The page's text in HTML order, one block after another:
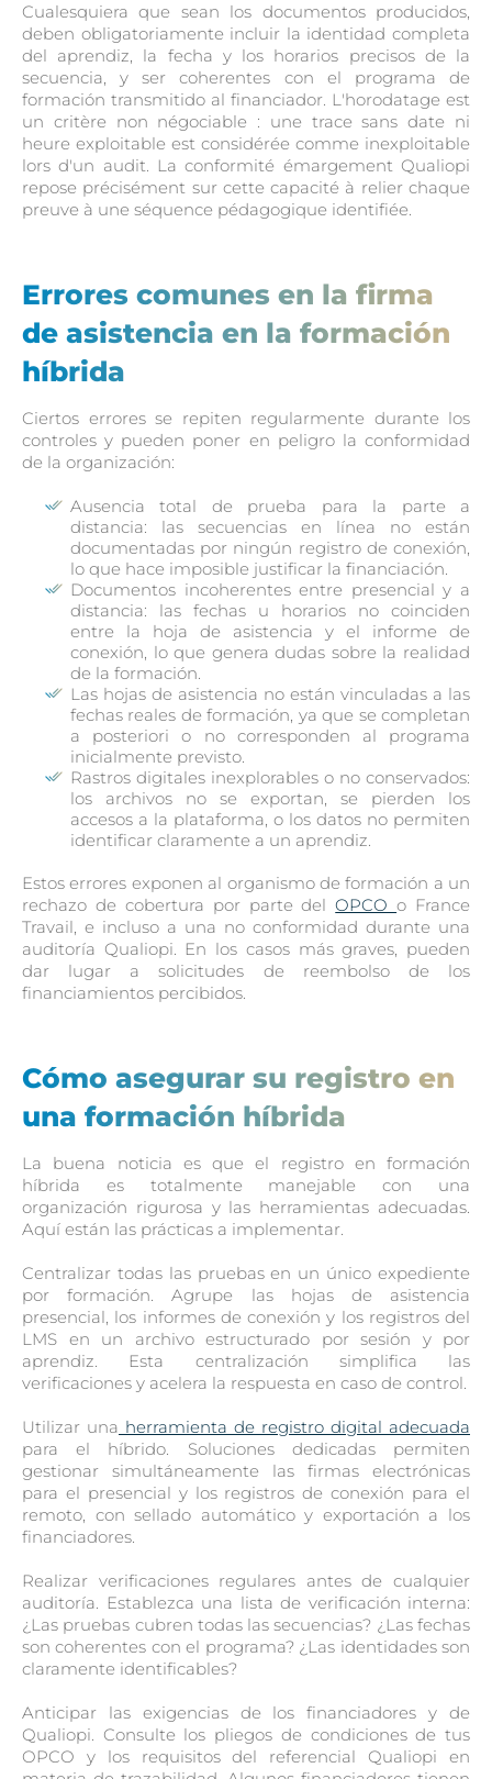
Cualesquiera que sean los documentos producidos,
deben obligatoriamente incluir la identidad completa
del aprendiz, la fecha y los horarios precisos de la
secuencia, y ser coherentes con el programa de
formación transmitido al financiador. L'horodatage est
un critère non négociable : une trace sans date ni
heure exploitable est considérée comme inexploitable
lors d'un audit. La conformité émargement Qualiopi
repose précisément sur cette capacité à relier chaque
preuve à une séquence pédagogique identifiée.
Errores comunes en la firma
de asistencia en la formación
híbrida
Ciertos errores se repiten regularmente durante los
controles y pueden poner en peligro la conformidad
de la organización:
Ausencia total de prueba para la parte a
distancia: las secuencias en línea no están
documentadas por ningún registro de conexión,
lo que hace imposible justificar la financiación.
Documentos incoherentes entre presencial y a
distancia: las fechas u horarios no coinciden
entre la hoja de asistencia y el informe de
conexión, lo que genera dudas sobre la realidad
de la formación.
Las hojas de asistencia no están vinculadas a las
fechas reales de formación, ya que se completan
a posteriori o no corresponden al programa
inicialmente previsto.
Rastros digitales inexplorables o no conservados:
los archivos no se exportan, se pierden los
accesos a la plataforma, o los datos no permiten
identificar claramente a un aprendiz.
Estos errores exponen al organismo de formación a un
rechazo de cobertura por parte delOPCOo France
Travail, e incluso a una no conformidad durante una
auditoría Qualiopi. En los casos más graves, pueden
dar lugar a solicitudes de reembolso de los
financiamientos percibidos.
Cómo asegurar su registro en
una formación híbrida
La buena noticia es que el registro en formación
híbrida es totalmente manejable con una
organización rigurosa y las herramientas adecuadas.
Aquí están las prácticas a implementar.
Centralizar todas las pruebas en un único expediente
por formación. Agrupe las hojas de asistencia
presencial, los informes de conexión y los registros del
LMS en un archivo estructurado por sesión y por
aprendiz. Esta centralización simplifica las
verificaciones y acelera la respuesta en caso de control.
Utilizar una herramienta de registro digital adecuada
para el híbrido. Soluciones dedicadas permiten
gestionar simultáneamente las firmas electrónicas
para el presencial y los registros de conexión para el
remoto, con sellado automático y exportación a los
financiadores.
Realizar verificaciones regulares antes de cualquier
auditoría. Establezca una lista de verificación interna:
¿Las pruebas cubren todas las secuencias? ¿Las fechas
son coherentes con el programa? ¿Las identidades son
claramente identificables?
Anticipar las exigencias de los financiadores y de
Qualiopi. Consulte los pliegos de condiciones de tus
OPCO y los requisitos del referencial Qualiopi en